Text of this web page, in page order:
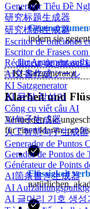
Generator Tiêu Đề
研究标题生成器
研究標題生成器
Escritor de oraciones
Escritor de Frases
Rédacteur de phrases
AI文書作成ツール
KI Satzgenerator
AI 문장 작성기
Công cụ viết câu AI
AI句子生成器
人工智慧句子生成器
Generador de Puntos
Gerador de Pontos de
Générateur de Points
AI箇条書き生成器
AI
AI 글머리 기호 생성
indem sie
Ihr Argument
✨KI-Satzgenerator
Klarheit und
Vermeiden Sie
für einen klaren,
Flüssigkeit
natürlichen,